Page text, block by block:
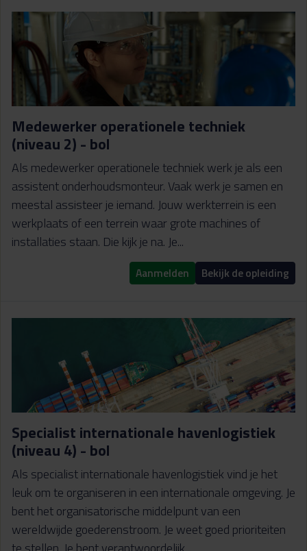
Medewerker operationele techniek
(niveau 2) - bol
Als medewerker operationele techniek werk je als een
assistent onderhoudsmonteur. Vaak werk je samen en
meestal assisteer je iemand. Jouw werkterrein is een
werkplaats of een terrein waar grote machines of
installaties staan. Die kijk je na. Je...
Aanmelden Bekijk de opleiding
Specialist internationale havenlogistiek
(niveau 4) - bol
Als specialist internationale havenlogistiek vind je het
leuk om te organiseren in een internationale omgeving. Je
bent het organisatorische middelpunt van een
wereldwijde goederenstroom. Je weet goed prioriteiten